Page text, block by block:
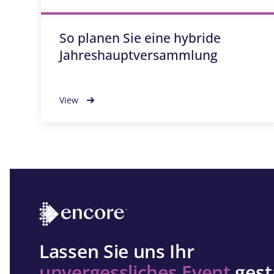
So planen Sie eine hybride
Jahreshauptversammlung
View
Lassen Sie uns Ihr